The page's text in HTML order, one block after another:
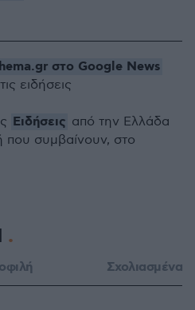
στο Google News
ειδήσεις
Ειδήσεις από την Ελλάδα
που συμβαίνουν, στο
Σχολιασμένα